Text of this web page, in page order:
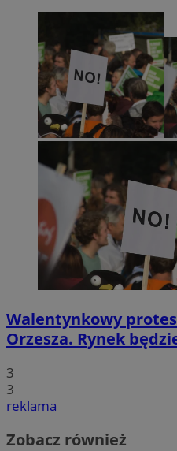
Walentynkowy
Orzesza. Rynek
3
3
reklama
Zobacz również